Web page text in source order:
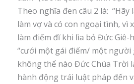
Theo nghĩa đen câu 2 là: “Hãy
làm vợ và có con ngoại tình, vì
làm điếm đĩ khi lìa bỏ Đức Giê-
“cưới một gái điếm/ một người
không thể nào Đức Chúa Trời
hành động trái luật pháp đến